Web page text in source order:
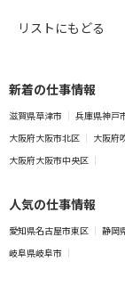
リストにもどる
新着の仕事情報
滋賀県草津市 兵庫県神戸
大阪府大阪市北区
大阪府
大阪府大阪市中央区
人気の仕事情報
愛知県名古屋市東区 静岡
岐阜県岐阜市